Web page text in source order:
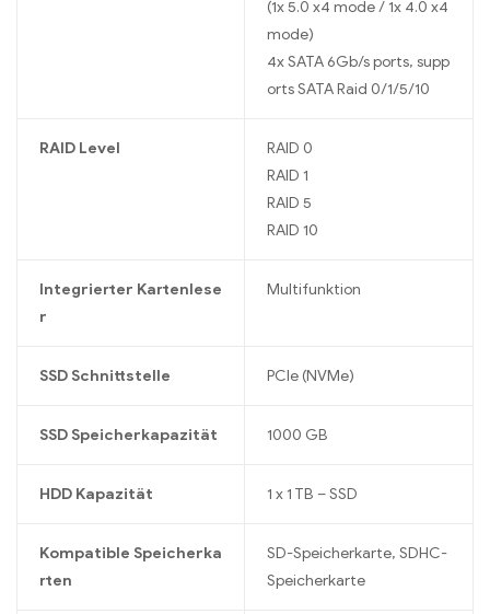
(1x 5.0 x4 mode / 1x 4.0 x4
mode)
4x SATA 6Gb/s ports, supp
orts SATA Raid 0/1/5/10
RAID Level
RAID 0
RAID 1
RAID 5
RAID 10
Integrierter Kartenlese
r
Multifunktion
SSD Schnittstelle PCIe (NVMe)
SSD Speicherkapazität 1000 GB
HDD Kapazität 1 x 1 TB – SSD
Kompatible Speicherka
rten
SD-Speicherkarte, SDHC-
Speicherkarte